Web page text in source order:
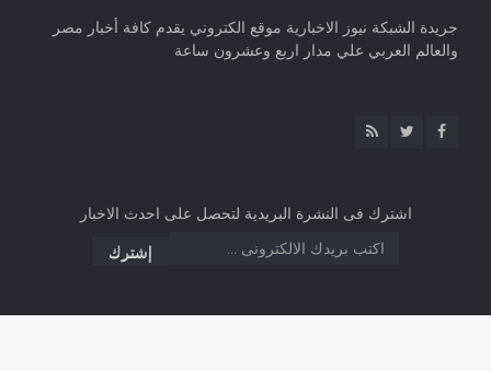
جريدة الشبكة نيوز الاخبارية موقع الكتروني يقدم كافة أخبار مصر
والعالم العربي علي مدار اربع وعشرون ساعة
اشترك فى النشرة البريدية لتحصل على احدث الاخبار